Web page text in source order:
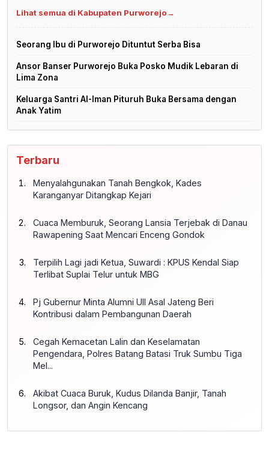
Lihat semua di Kabupaten Purworejo→
Seorang Ibu di Purworejo Dituntut Serba Bisa
Ansor Banser Purworejo Buka Posko Mudik Lebaran di
Lima Zona
Keluarga Santri Al-Iman Pituruh Buka Bersama dengan
Anak Yatim
Terbaru
Menyalahgunakan Tanah Bengkok, Kades
Karanganyar Ditangkap Kejari
Cuaca Memburuk, Seorang Lansia Terjebak di Danau
Rawapening Saat Mencari Enceng Gondok
Terpilih Lagi jadi Ketua, Suwardi : KPUS Kendal Siap
Terlibat Suplai Telur untuk MBG
Pj Gubernur Minta Alumni UII Asal Jateng Beri
Kontribusi dalam Pembangunan Daerah
Cegah Kemacetan Lalin dan Keselamatan
Pengendara, Polres Batang Batasi Truk Sumbu Tiga
Mel...
Akibat Cuaca Buruk, Kudus Dilanda Banjir, Tanah
Longsor, dan Angin Kencang